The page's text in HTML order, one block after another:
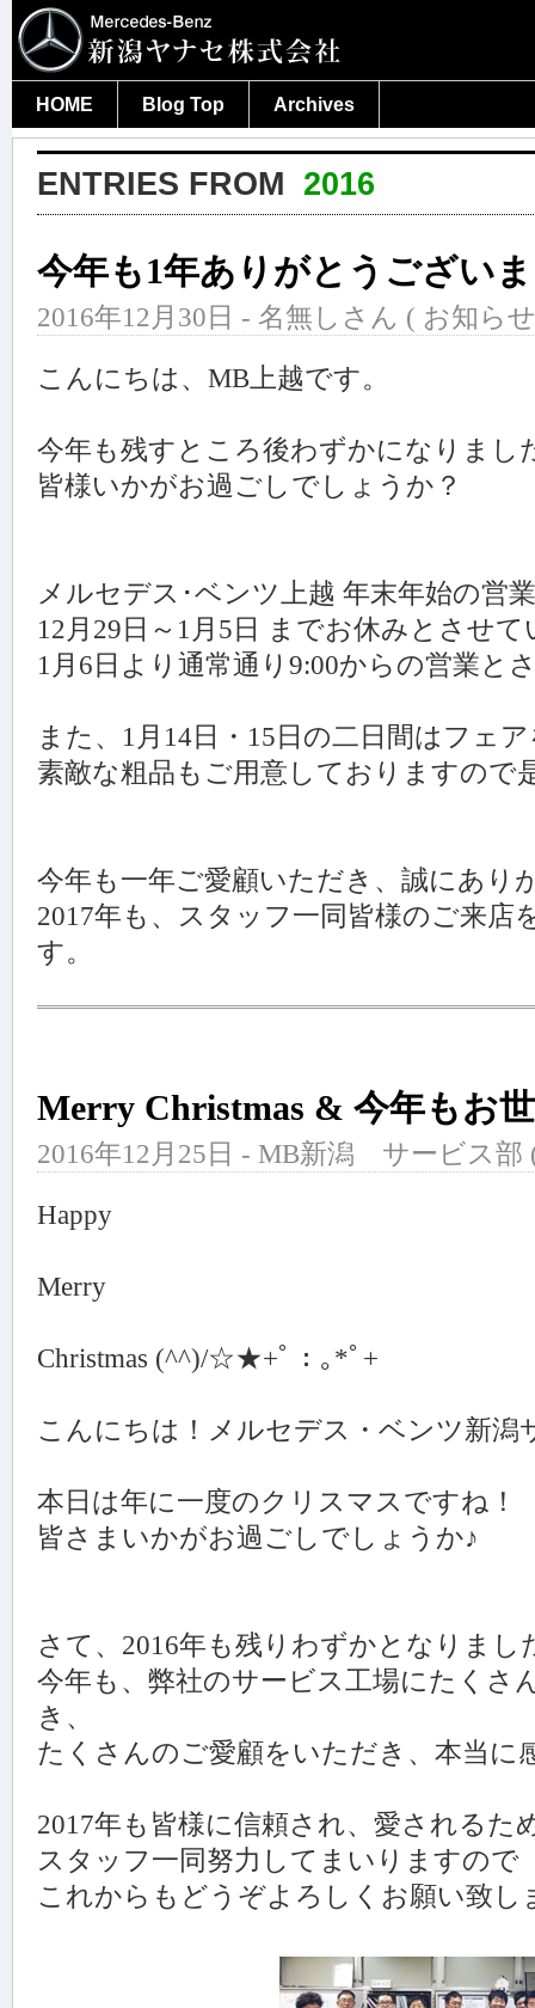
HOME Blog Top Archives
ENTRIES FROM 2016
今年も1年ありがとうござい
2016年12月30日 - 名無しさん ( お知らせ
こんにちは、MB上越です。
今年も残すところ後わずかになりまし
皆様いかがお過ごしでしょうか？
メルセデス･ベンツ上越 年末年始の営
12月29日～1月5日 までお休みとさせ
1月6日より通常通り9:00からの営業と
また、1月14日・15日の二日間はフェ
素敵な粗品もご用意しておりますので
今年も一年ご愛顧いただき、誠にあり
2017年も、スタッフ一同皆様のご来店
す。
Merry Christmas & 今年もお
2016年12月25日 - MB新潟 サービス部
Happy
Merry
Christmas (^^)/☆★+ﾟ：｡*ﾟ+
こんにちは！メルセデス・ベンツ新潟
本日は年に一度のクリスマスですね！
皆さまいかがお過ごしでしょうか♪
さて、2016年も残りわずかとなりまし
今年も、弊社のサービス工場にたくさ
き、
たくさんのご愛顧をいただき、本当に
2017年も皆様に信頼され、愛されるた
スタッフ一同努力してまいりますので
これからもどうぞよろしくお願い致し